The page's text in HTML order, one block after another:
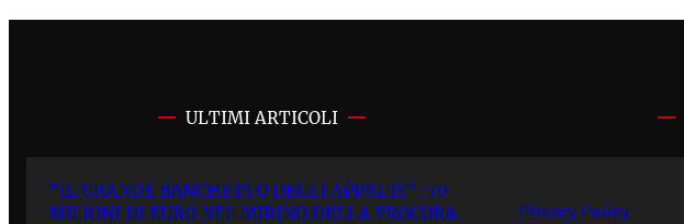
ULTIMI ARTICOLI
“IL GRANDE BANCHETTO DEGLI APPALTI”: 70
MILIONI DI EURO NEL MIRINO DELLA PROCURA.
Privacy Policy